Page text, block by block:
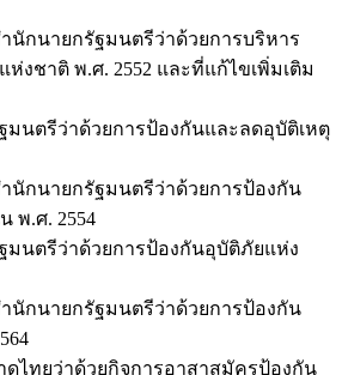
นักนายกรัฐมนตรีว่าด้วยการบริหาร
งชาติ พ.ศ. 2552 และที่แก้ไขเพิ่มเติม
มนตรีว่าด้วยการป้องกันและลดอุบัติเหตุ
นักนายกรัฐมนตรีว่าด้วยการป้องกัน
พ.ศ. 2554
มนตรีว่าด้วยการป้องกันอุบัติภัยแห่ง
นักนายกรัฐมนตรีว่าด้วยการป้องกัน
ดไทยว่าด้วยกิจการอาสาสมัครป้องกัน